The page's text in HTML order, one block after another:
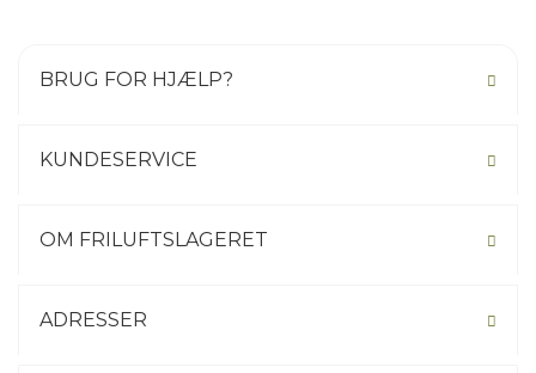
BRUG FOR HJÆLP?
KUNDESERVICE
OM FRILUFTSLAGERET
ADRESSER